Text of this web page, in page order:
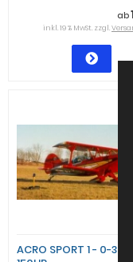
ab
inkl. 19 % MwSt. zzgl.
ACRO SPORT 1 - 0-320 -